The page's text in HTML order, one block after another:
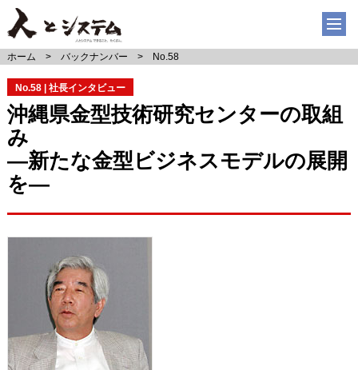
ホーム バックナンバー No.58
No.58 | 社長インタビュー
沖縄県金型技術研究センターの取組
み
―新たな金型ビジネスモデルの展開
を―